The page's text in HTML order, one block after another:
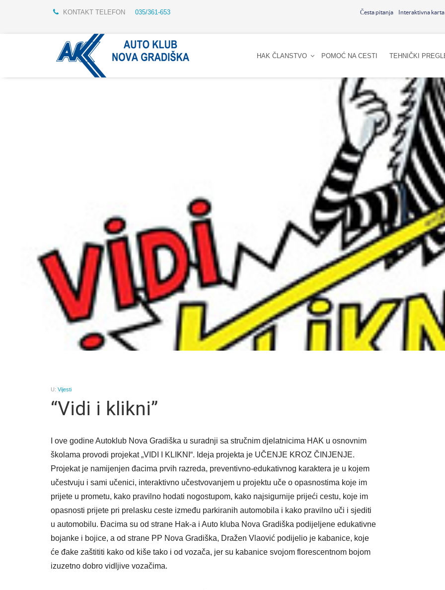
KONTAKT TELEFON 035/361-653 Česta pitanja Interaktivna karta
HAK ČLANSTVO POMOĆ NA CESTI TEHNIČKI
U: Vijesti
“Vidi i klikni”
I ove godine Autoklub Nova Gradiška u suradnji sa stručnim djelatnicima HAK u osnovnim
školama provodi projekat „VIDI I KLIKNI“. Ideja projekta je UČENJE KROZ ČINJENJE.
Projekat je namijenjen đacima prvih razreda, preventivno-edukativnog karaktera je u kojem
učestvuju i sami učenici, interaktivno učestvovanjem u projektu uče o opasnostima koje im
prijete u prometu, kako pravilno hodati nogostupom, kako najsigurnije prijeći cestu, koje im
opasnosti prijete pri prelasku ceste između parkiranih automobila i kako pravilno uči i sjediti
u automobilu. Đacima su od strane Hak-a i Auto kluba Nova Gradiška podijeljene edukativne
bojanke i bojice, a od strane PP Nova Gradiška, Dražen Vlaović podijelio je kabanice, koje
će đake zaštititi kako od kiše tako i od vozača, jer su kabanice svojom florescentnom bojom
izuzetno dobro vidljive vozačima.